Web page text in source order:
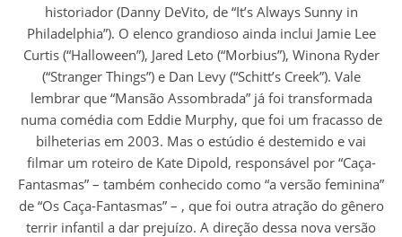
historiador (Danny DeVito, de “It’s Always Sunny in
Philadelphia”). O elenco grandioso ainda inclui Jamie Lee
Curtis (“Halloween”), Jared Leto (“Morbius”), Winona Ryder
(“Stranger Things”) e Dan Levy (“Schitt’s Creek”). Vale
lembrar que “Mansão Assombrada” já foi transformada
numa comédia com Eddie Murphy, que foi um fracasso de
bilheterias em 2003. Mas o estúdio é destemido e vai
filmar um roteiro de Kate Dipold, responsável por “Caça-
Fantasmas” – também conhecido como “a versão feminina”
de “Os Caça-Fantasmas” – , que foi outra atração do gênero
terrir infantil a dar prejuízo. A direção dessa nova versão